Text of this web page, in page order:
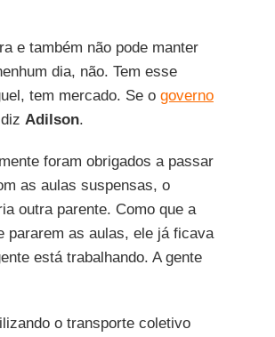
e também não pode manter
dia, não. Tem esse
tem mercado. Se o governo
Adilson.
foram obrigados a passar
as aulas suspensas, o
outra parente. Como que a
pararem as aulas, ele já ficava
está trabalhando. A gente
o transporte coletivo